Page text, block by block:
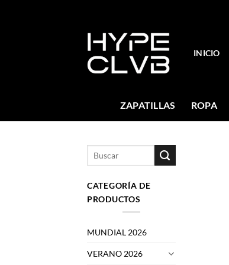
INICIO
ZAPATILLAS ROPA
CATEGORÍA DE
PRODUCTOS
MUNDIAL 2026
VERANO 2026